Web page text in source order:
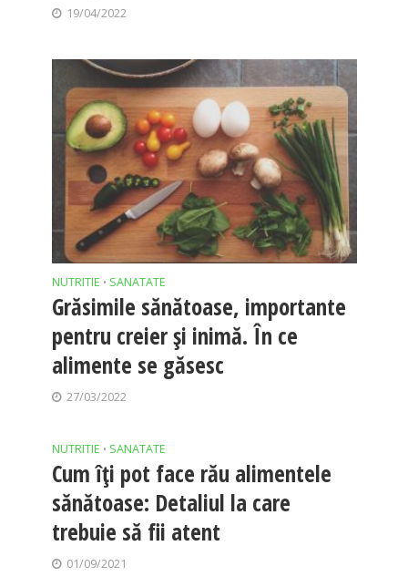
19/04/2022
NUTRITIE • SANATATE
Grăsimile sănătoase, importante
pentru creier și inimă. În ce
alimente se găsesc
27/03/2022
NUTRITIE • SANATATE
Cum îți pot face rău alimentele
sănătoase: Detaliul la care
trebuie să fii atent
01/09/2021